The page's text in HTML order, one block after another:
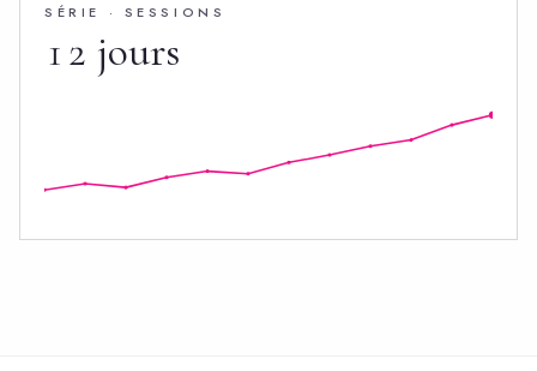
SÉRIE · SESSIONS
12 jours